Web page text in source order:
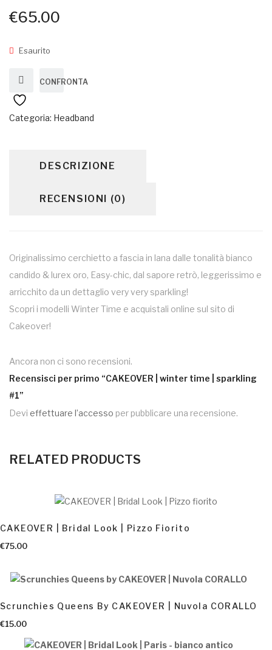
€65.00
Esaurito
CONFRONTA
Categoria: Headband
DESCRIZIONE
RECENSIONI (0)
Originalissimo cerchietto a fascia in lana dalle tonalità bianco
candido & lurex oro, Easy-chic, dal sapore retrò, leggerissimo e
arricchito da un dettaglio very very sparkling!
Scopri i modelli Winter Time e acquistali online sul sito di
Cakeover!
Ancora non ci sono recensioni.
Recensisci per primo “CAKEOVER | winter time | sparkling
#1”
Devi effettuare l’accesso per pubblicare una recensione.
RELATED PRODUCTS
CAKEOVER | Bridal Look | Pizzo Fiorito
€75.00
AGGIUNGI AL CARRELLO
Scrunchies Queens By CAKEOVER | Nuvola CORALLO
€15.00
AGGIUNGI AL CARRELLO